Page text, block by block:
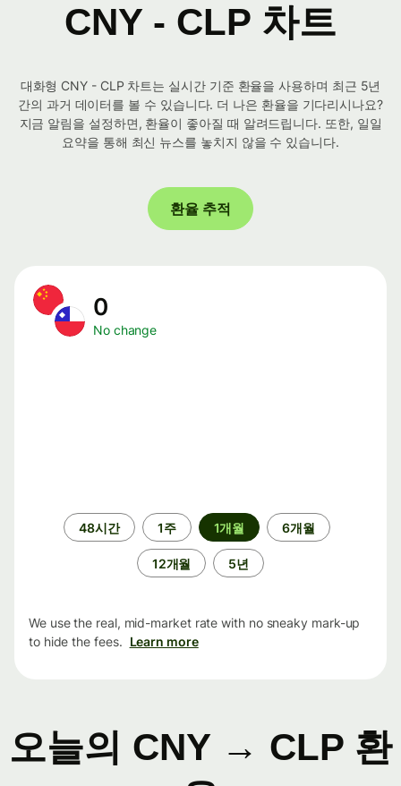
CNY - CLP 차트
대화형 CNY - CLP 차트는 실시간 기준 환율을 사용하며 최근 5년
간의 과거 데이터를 볼 수 있습니다. 더 나은 환율을 기다리시나요?
지금 알림을 설정하면, 환율이 좋아질 때 알려드립니다. 또한, 일일
요약을 통해 최신 뉴스를 놓치지 않을 수 있습니다.
환율 추적
0
No change
48시간 1주 1개월 6개월
12개월 5년
We use the real, mid-market rate with no sneaky mark-up
to hide the fees. Learn more
오늘의 CNY → CLP 환